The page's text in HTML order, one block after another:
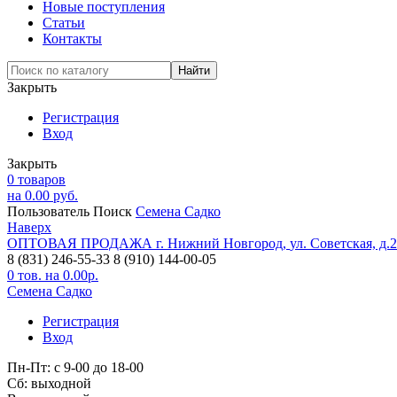
Новые поступления
Статьи
Контакты
Закрыть
Регистрация
Вход
Закрыть
0 товаров
на 0.00 руб.
Пользователь Поиск Семена Садко
Наверх
ОПТОВАЯ ПРОДАЖА г. Нижний Новгород, ул. Советская,
8 (831) 246-55-33 8 (910) 144-00-05
0 тов. на 0.00р.
Семена Садко
Регистрация
Вход
Пн-Пт: с 9-00 до 18-00
Cб: выходной